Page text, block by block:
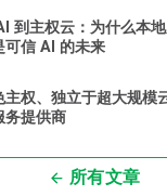
到主权云：为什么本
可信 AI 的未来
主权、独立于超大规模
务提供商
所有文章